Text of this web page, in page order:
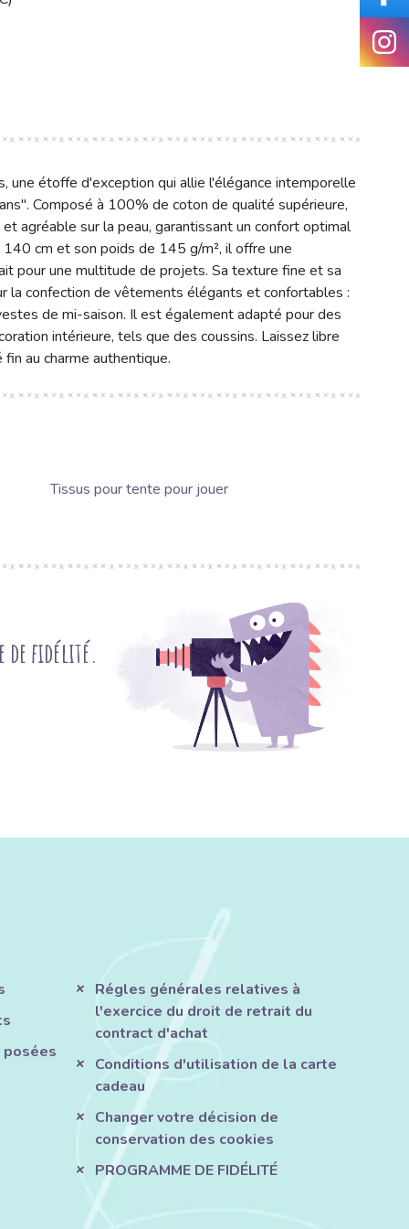
une étoffe d'exception qui allie l'élégance intemporelle
Composé à 100% de coton de qualité supérieure,
agréable sur la peau, garantissant un confort optimal
cm et son poids de 145 g/m², il offre une
pour une multitude de projets. Sa texture fine et sa
la confection de vêtements élégants et confortables :
de mi-saison. Il est également adapté pour des
intérieure, tels que des coussins. Laissez libre
au charme authentique.
Tissus pour tente pour jouer
de fidélité.
Régles générales relatives à
l'exercice du droit de retrait du
contract d'achat
Conditions d'utilisation de la carte
cadeau
Changer votre décision de
conservation des cookies
PROGRAMME DE FIDÉLITÉ